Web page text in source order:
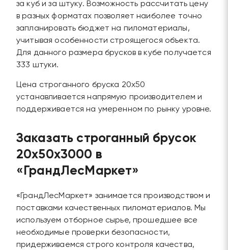
за куб и за штуку. Возможность рассчитать цену
в разных форматах позволяет наиболее точно
запланировать бюджет на пиломатериалы,
учитывая особенности строящегося объекта.
Для данного размера брусков в кубе получается
333 штуки.
Цена строганного бруска 20х50
устанавливается напрямую производителем и
поддерживается на умеренном по рынку уровне.
Заказать строганный брусок
20х50х3000 в
«ГрандЛесМаркет»
«ГрандЛесМаркет» занимается производством и
поставками качественных пиломатериалов. Мы
используем отборное сырье, прошедшее все
необходимые проверки безопасности,
придерживаемся строго контроля качества,